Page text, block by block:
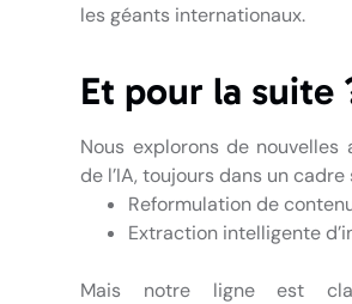
les géants internationaux.
Et pour la suite
Nous explorons de nouvelles
de l’IA, toujours dans un
Reformulation de
Extraction intelligente
Mais notre ligne est